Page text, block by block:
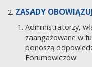
ZASADY
Administratorzy,
zaangażowane w
ponoszą
Forumowiczów.